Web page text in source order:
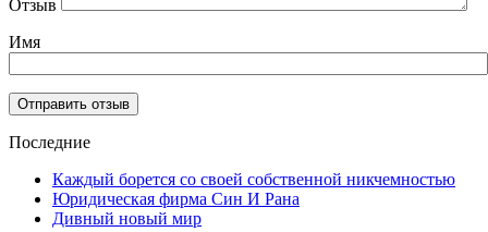
Отзыв
Имя
Последние
Каждый борется со своей собственной никчемностью
Юридическая фирма Син И Рана
Дивный новый мир